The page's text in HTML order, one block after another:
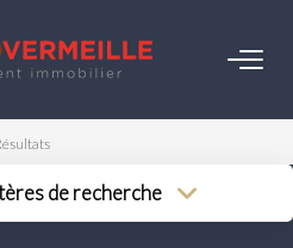
de recherche